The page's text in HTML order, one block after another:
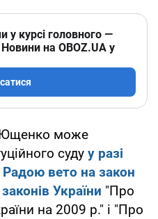
у курсі головного —
на OBOZ.UA у
Ющенко може
суду у разі
вето на закон
України "Про
на 2009 р." і "Про